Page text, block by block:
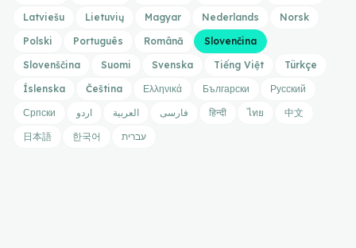
Latviešu
Lietuvių Magyar Nederlands
Norsk
Polski
Português Română
Slovenčina
Slovenščina
Suomi Svenska Tiếng Việt
Türkçe
Íslenska
Čeština Ελληνικά Български
Русский
Српски
اردو العربية فارسی हिन्दी ไทย
中文
日本語
한국어 עברית